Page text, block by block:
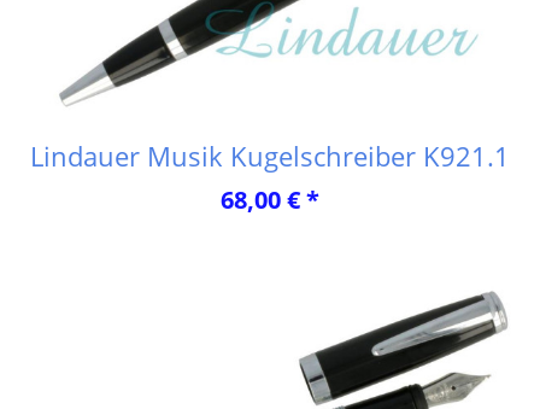
Lindauer Musik Kugelschreiber K921.1
68,00 € *